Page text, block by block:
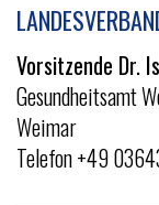
THÜRINGEN
Vorsitzende Dr.
Gesundheitsamt
Weimar
Telefon +49